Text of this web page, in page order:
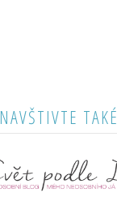
NAVŠTIVTE TAKÉ